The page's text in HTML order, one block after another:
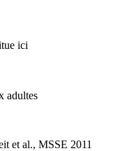
ici
adultes
et al., MSSE 2011